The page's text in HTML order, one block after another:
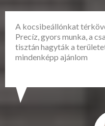
A kocsibeállónkat
Precíz, gyors munka, a
tisztán hagyták a
mindenképp ajánlom